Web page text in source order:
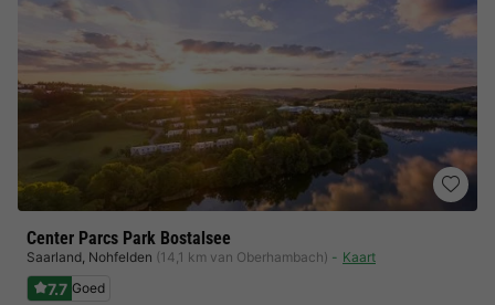
Center Parcs Park Bostalsee
Saarland, Nohfelden (14,1 km van Oberhambach) Kaart
7.7 Goed